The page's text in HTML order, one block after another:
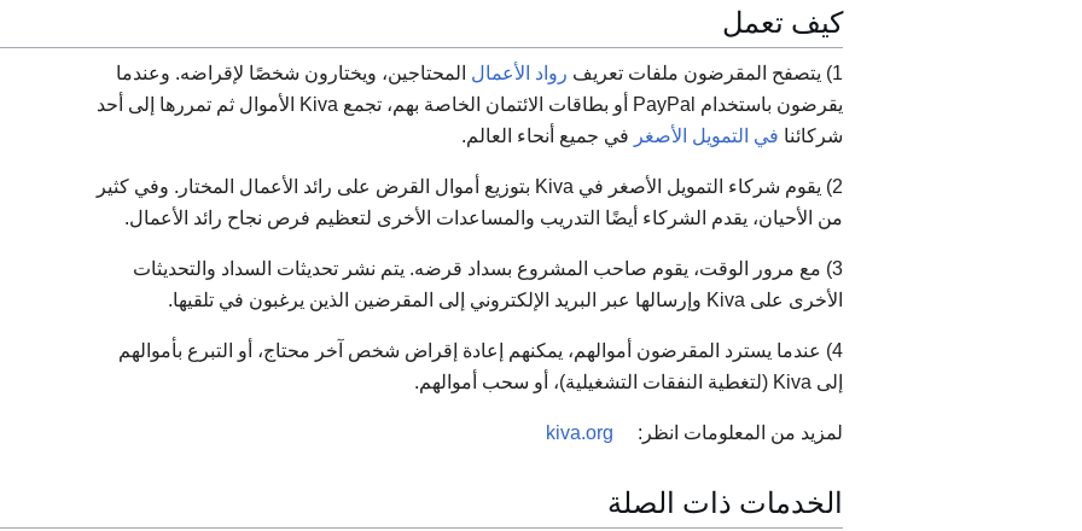
كيف تعمل
1) يتصفح المقرضون ملفات تعريف رواد الأعمال المحتاجين، ويختارون شخصًا لإقراضه. وعندما
يقرضون باستخدام PayPal أو بطاقات الائتمان الخاصة بهم، تجمع Kiva الأموال ثم تمررها إلى أحد
شركائنا في التمويل الأصغر في جميع أنحاء العالم.
2) يقوم شركاء التمويل الأصغر في Kiva بتوزيع أموال القرض على رائد الأعمال المختار. وفي كثير
من الأحيان، يقدم الشركاء أيضًا التدريب والمساعدات الأخرى لتعظيم فرص نجاح رائد الأعمال.
3) مع مرور الوقت، يقوم صاحب المشروع بسداد قرضه. يتم نشر تحديثات السداد والتحديثات
الأخرى على Kiva وإرسالها عبر البريد الإلكتروني إلى المقرضين الذين يرغبون في تلقيها.
4) عندما يسترد المقرضون أموالهم، يمكنهم إعادة إقراض شخص آخر محتاج، أو التبرع بأموالهم
إلى Kiva (لتغطية النفقات التشغيلية)، أو سحب أموالهم.
لمزيد من المعلومات انظر: kiva.org
الخدمات ذات الصلة